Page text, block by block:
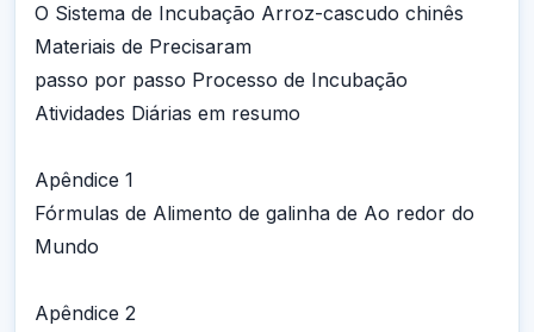
O Sistema de Incubação Arroz-cascudo chinês
Materiais de Precisaram
passo por passo Processo de Incubação
Atividades Diárias em resumo
Apêndice 1
Fórmulas de Alimento de galinha de Ao redor do
Mundo
Apêndice 2